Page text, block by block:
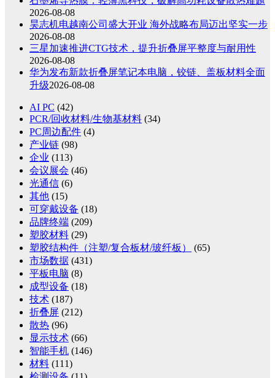
2026-08-08
昊志机电越南公司盛大开业 海外战略布局迈出坚实一步
2026-08-08
三星加速推进CTG技术，提升折叠屏平整度与耐用性
2026-08-08
华为发布新款折叠屏笔记本电脑，铰链、盖板材料全面
升级2026-08-08
AI PC (42)
PCR/回收材料/生物基材料 (34)
PC周边配件 (4)
产业链 (98)
企业 (113)
会议展会 (46)
光通信 (6)
其他 (15)
可穿戴设备 (18)
品牌终端 (209)
塑胶材料 (29)
塑胶结构件（注塑/复合板材/玻纤板）
(65)
市场数据 (431)
平板电脑 (8)
成型设备 (18)
技术 (187)
折叠屏 (212)
散热 (96)
显示技术 (66)
智能手机 (146)
材料 (111)